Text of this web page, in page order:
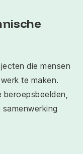
die mensen
te maken.
beroepsbeelden,